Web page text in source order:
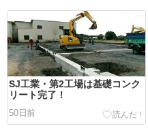
SJ工業・第2工場は基礎コンク
リート完了！
50日前